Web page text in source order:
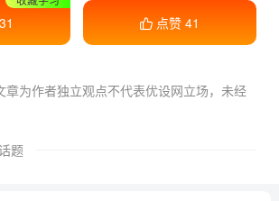
31 点赞 41
章为作者独立观点不代表优设网立场， 未经
题